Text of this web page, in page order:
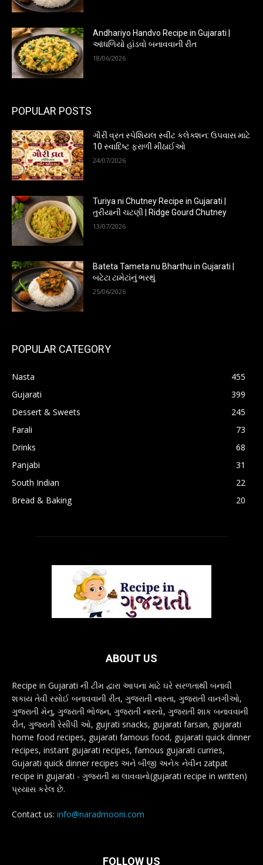
Andhariyo Handvo Recipe in Gujarati |
આંધળિયો હાંડવો બનાવવાની રીત
18/06/2026
POPULAR POSTS
ગૌરી વ્રત સ્પેશિયલ સ્વીટ કલેક્શન: ઉપવાસ માટે
10 સ્વાદિષ્ટ ફરાળી મીઠાઈઓ
24/07/2026
Turiya ni Chutney Recipe in Gujarati |
તુરીયાની ચટણી | Ridge Gourd Chutney
13/07/2026
Bateta Tameta nu Bharthu in Gujarati |
બટેટા ટામેટાંનું ભરથું
25/06/2026
POPULAR CATEGORY
Nasta
455
Gujarati
399
Dessert & Sweets
245
Farali
73
Drinks
68
Panjabi
31
South Indian
22
Bread & Baking
20
ABOUT US
Recipe in Gujarati ની ટીમ દ્વારા આપના માટે ઘરે સરળતાથી બનાવી
શકાય તેવી રસોઈ બનાવવાની રીત, ગુજરાતી નાસ્તા, ગુજરાતી વાનગીઓ,
ગુજરાતી મેનુ, ગુજરાતી ભોજન, ગુજરાતી નાસ્તો, ગુજરાતી શાક બનાવવાની
રીત, ગુજરાતી રેસીપી ઓ, gujrati snacks, gujarati farsan, gujarati
home food recipes, gujarati famous food, gujarati quick dinner
recipes, instant gujarati recipes, famous gujarati curries,
Gujarati quick dinner recipes અને બીજી અનેક નેવીન zatpat
recipe in gujarati - ગુજરાતી મા લાવવાનો(gujarati recipe in written)
પ્રયાસ કરેલ છે.
Contact us: info@naradmooni.com
FOLLOW US